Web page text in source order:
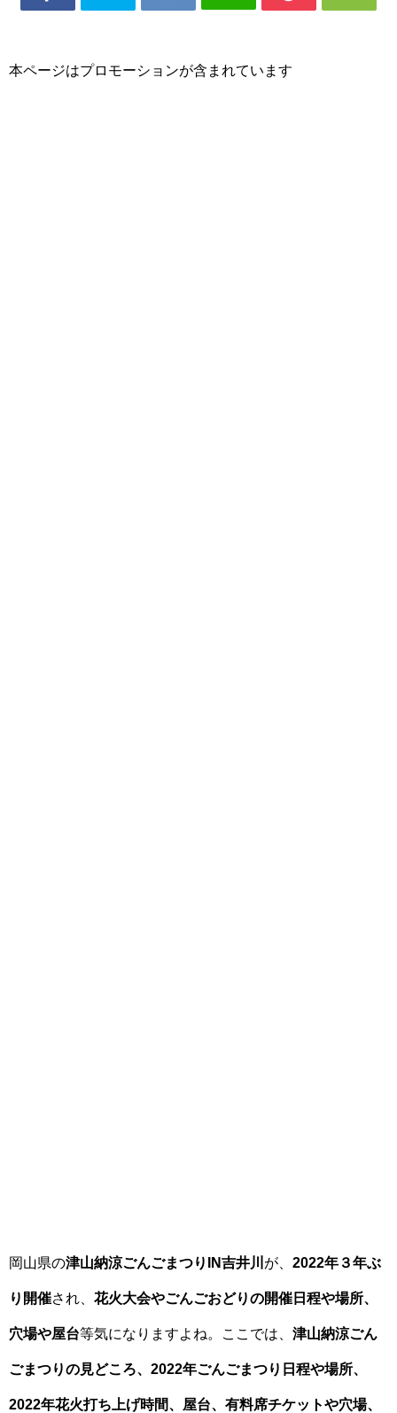
本ページはプロモーションが含まれています
岡山県の津山納涼ごんごまつりIN吉井川 が、 2022年３年ぶ
り開催され、 花火大会やごんごおどりの開催日程や場所、
穴場や屋台等気になりますよね。ここでは、 津山納涼ごん
ごまつりの見どころ、2022年ごんごまつり日程や場所、
2022年花火打ち上げ時間、屋台、有料席チケットや穴場、